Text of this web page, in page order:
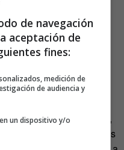
freno al ridículo. Y ahí,
y seamos aún pacatos
de navegación
aceptación de
fines:
medición de
de audiencia y
un dispositivo y/o